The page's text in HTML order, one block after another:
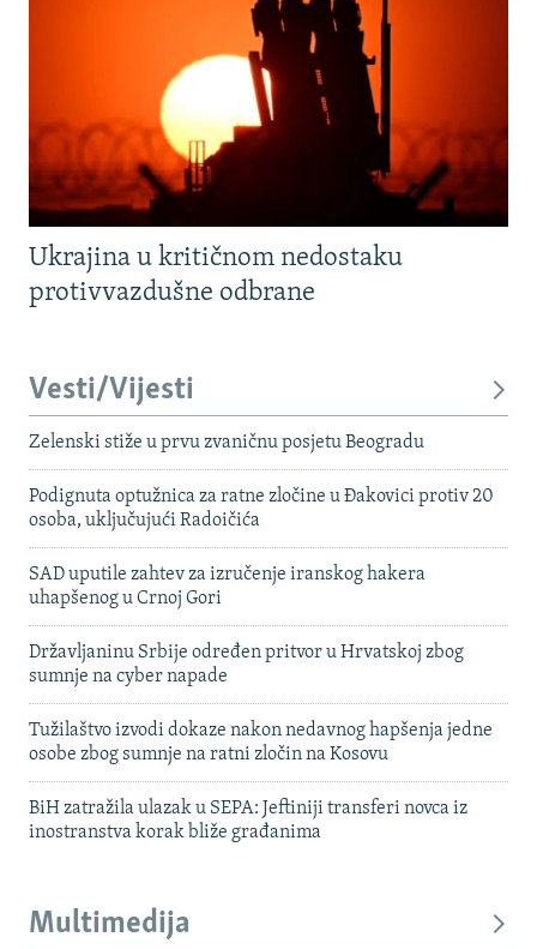
Ukrajina u kritičnom nedostaku
protivvazdušne odbrane
Vesti/Vijesti
Zelenski stiže u prvu zvaničnu posjetu Beogradu
Podignuta optužnica za ratne zločine u Đakovici protiv 20
osoba, uključujući Radoičića
SAD uputile zahtev za izručenje iranskog hakera
uhapšenog u Crnoj Gori
Državljaninu Srbije određen pritvor u Hrvatskoj zbog
sumnje na cyber napade
Tužilaštvo izvodi dokaze nakon nedavnog hapšenja jedne
osobe zbog sumnje na ratni zločin na Kosovu
BiH zatražila ulazak u SEPA: Jeftiniji transferi novca iz
inostranstva korak bliže građanima
Multimedija